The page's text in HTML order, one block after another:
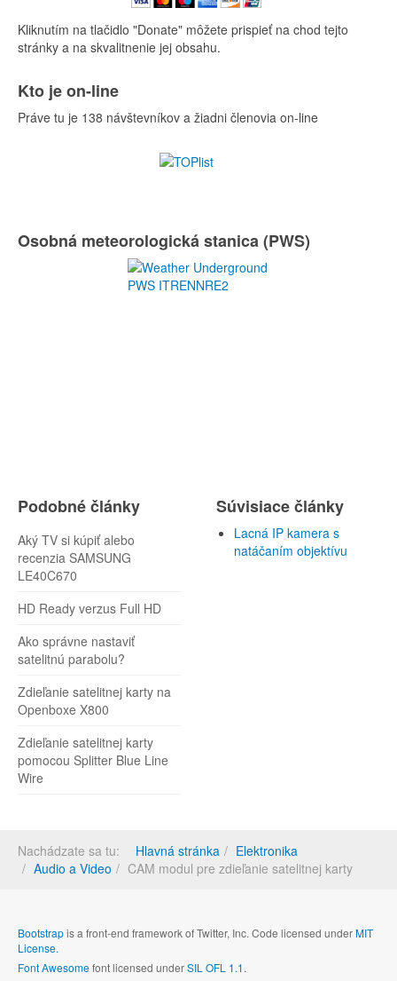
Kliknutím na tlačidlo "Donate" môžete prispieť na chod tejto
stránky a na skvalitnenie jej obsahu.
Kto je on-line
Práve tu je 138 návštevníkov a žiadni členovia on-line
Osobná meteorologická stanica (PWS)
Podobné články
Aký TV si kúpiť alebo
recenzia SAMSUNG
LE40C670
HD Ready verzus Full HD
Ako správne nastaviť
satelitnú parabolu?
Zdieľanie satelitnej karty na
Openboxe X800
Zdieľanie satelitnej karty
pomocou Splitter Blue Line
Wire
Súvisiace články
Lacná IP kamera s
natáčaním objektívu
Nachádzate sa tu: Hlavná stránka
Elektronika
Audio a Video
CAM modul pre zdieľanie satelitnej karty
Bootstrapis a front-end framework of Twitter, Inc. Code licensed underMIT
License.
Font Awesomefont licensed underSIL OFL 1.1.